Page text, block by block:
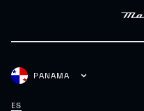
PANAMA
ES